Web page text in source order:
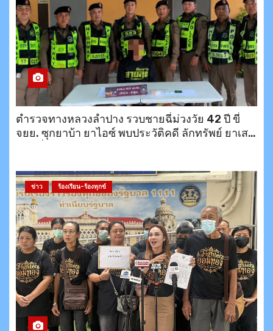
ตำรวจทางหลวงลำปาง รวบชายฉี่ม่วงวัย 42 ปี ขี่
จยย. ซุกยาบ้า ยาไอซ์ พบประวัติคดี ลักทรัพย์ ยาเสพ
ข่าว ร้องเรียน-ร้องทุกข์